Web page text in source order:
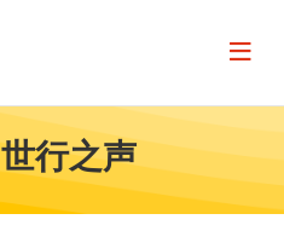
Page
世行之声